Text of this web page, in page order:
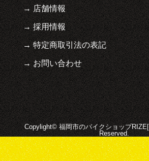
店舗情報
採用情報
特定商取引法の表記
お問い合わせ
Copylight© 福岡市のバイクショップ
Reserved.